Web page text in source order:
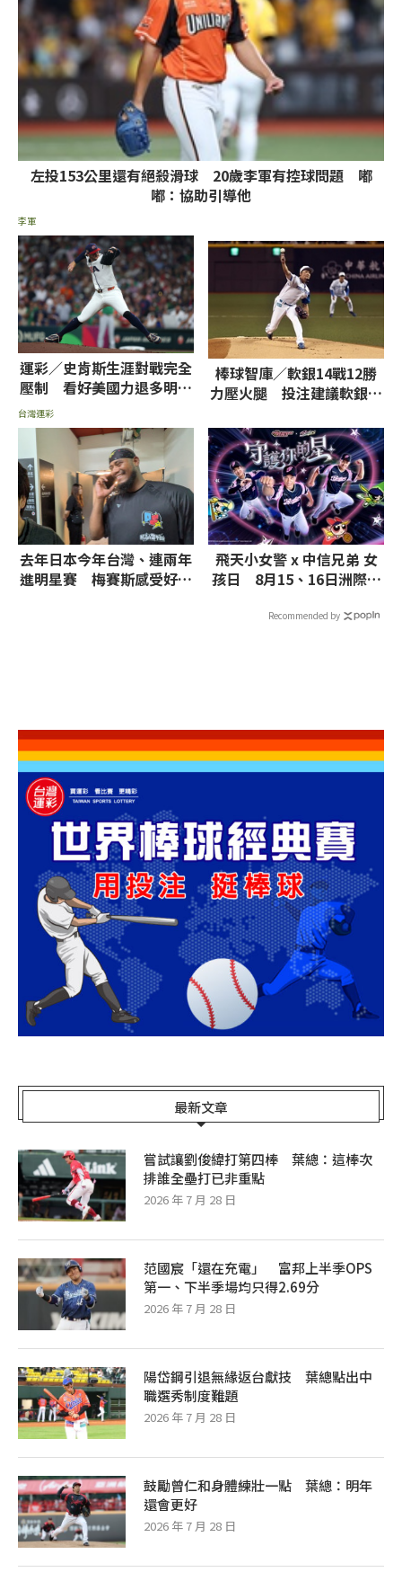
左投153公里還有絕殺滑球 20歲李軍有控球問題 嘟
嘟：協助引導他
李軍
運彩／史肯斯生涯對戰完全
壓制 看好美國力退多明尼
台灣運彩
棒球智庫／軟銀14戰12勝
力壓火腿 投注建議軟銀讓
去年日本今年台灣、連兩年
進明星賽 梅賽斯感受好友
飛天小女警 x 中信兄弟 女
孩日 8月15、16日洲際聯
Recommended by
最新文章
嘗試讓劉俊緯打第四棒 葉總：這棒次
排誰全壘打已非重點
2026 年 7 月 28 日
范國宸「還在充電」 富邦上半季OPS
第一、下半季場均只得2.69分
2026 年 7 月 28 日
陽岱鋼引退無緣返台獻技 葉總點出中
職選秀制度難題
2026 年 7 月 28 日
鼓勵曾仁和身體練壯一點 葉總：明年
還會更好
2026 年 7 月 28 日